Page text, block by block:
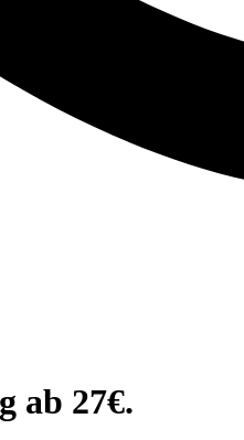
ab 27€.